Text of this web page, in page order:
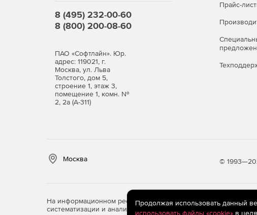
8 (495) 232-00-60
8 (800) 200-08-60
ПАО «Софтлайн». Юр.
адрес: 119021, г.
Москва, ул. Льва
Толстого, дом 5,
строение 1, этаж 3,
помещение 1, комн. №
2, 2а (А-311)
Прайс-
Москва ©
На информационном ресурсе store.softline.ru применяются
систематизации и анализа сведений, относящихся к
Продолжая использовать данный
использовать файлы «cookie»в